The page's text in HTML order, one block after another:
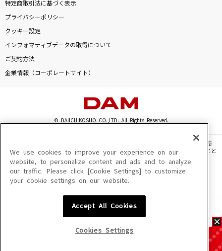
特定商取引法に基づく表示
プライバシーポリシー
クッキー設定
インフォマティブデータの取得について
ご契約方法
企業情報（コーポレートサイト）
© DAIICHIKOSHO CO.,LTD. All Rights Reserved.
このサイトに掲載されている一切の文章・画像・写真・動画・音声等を、手段や形態
を問わず、著作権法の定める範囲を超えて無断で複製、転載、ファイル化などすること
を禁じます。
楽曲及びコンテンツは、機種によりご利用いただけない場合があります。
楽曲及びコンテンツの配信日、配信内容が変更になる場合があります。
We use cookies to improve your experience on our
website, to personalize content and ads and to analyze
our traffic. Please click [Cookie Settings] to customize
your cookie settings on our website.
Accept All Cookies
Cookies Settings